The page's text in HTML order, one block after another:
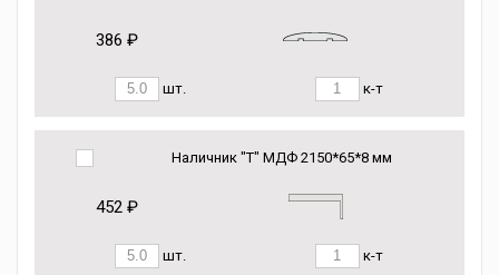
386 ₽
шт. к-т
Наличник "Т" МДФ 2150*65*8 мм
452 ₽
шт. к-т